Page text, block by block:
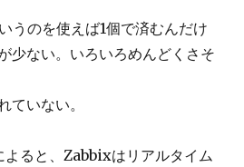
うのを使えば1個で済むんだけ
少ない。いろいろめんどくさそ
ていない。
よると、Zabbixはリアルタイム